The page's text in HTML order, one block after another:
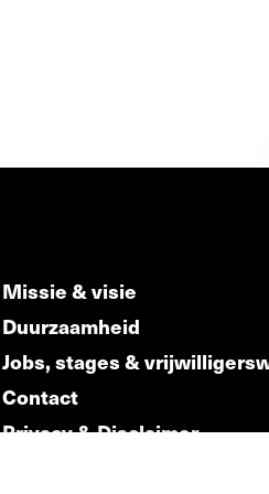
Missie & visie
Duurzaamheid
Jobs, stages &
Contact
Privacy & Disclaimer